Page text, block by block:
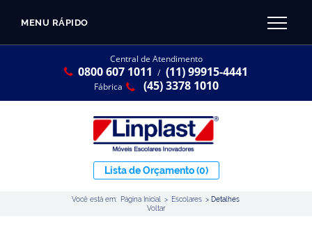
MENU RÁPIDO
Central de Atendimento
0800 607 1011 / (11) 99915-4441
Fábrica (45) 3378 1010
Lista de Orçamento(0)
Você está em: Página Inicial > Escolares >Detalhes
Voltar
Linha Resina Plástica
CATÁLOGO LINPLAST 2025
SOBRE A EMPRESA